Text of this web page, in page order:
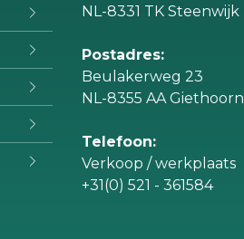
NL-8331 TK Steenwijk
Postadres:
Beulakerweg 23
NL-8355 AA Giethoorn
Telefoon:
Verkoop / werkplaats
+31(0) 521 - 361584